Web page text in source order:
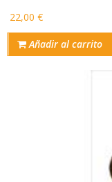
22,00 €
Añadir al carrito